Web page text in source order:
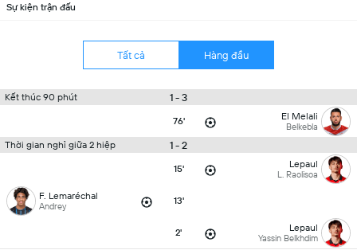
Sự kiện trận đấu
Tất cả Hàng đầu
Kết thúc 90 phút 1 - 3
76' El Melali
Belkebla
Thời gian nghỉ giữa 2 hiệp 1 - 2
15' Lepaul
L. Raolisoa
F. Lemaréchal
Andrey 13'
2' Lepaul
Yassin Belkhdim